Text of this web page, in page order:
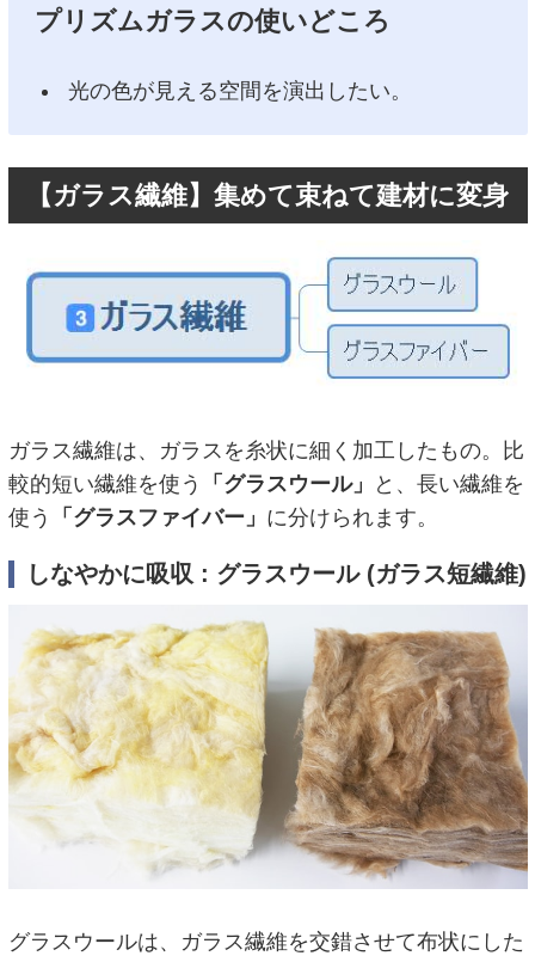
プリズムガラスの使いどころ
光の色が見える空間を演出したい。
【ガラス繊維】集めて束ねて建材に変身
ガラス繊維は、ガラスを糸状に細く加工したもの。比
較的短い繊維を使う
「グラスウール」
と、長い繊維を
使う
「グラスファイバー」 に分けられます。
しなやかに吸収 : グラスウール (ガラス短繊維)
グラスウールは、ガラス繊維を交錯させて布状にした